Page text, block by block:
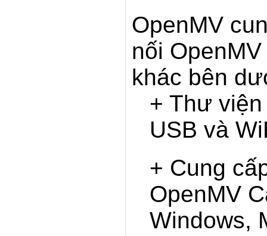
OpenMV
nối
khác bên
+ Thư
USB và
+ Cung
OpenMV
Windows,